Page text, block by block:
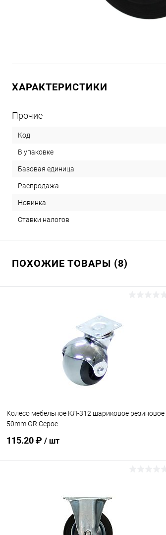
ХАРАКТЕРИСТИКИ
Прочие
Код
В упаковке
Базовая единица
Распродажа
Новинка
Ставки налогов
ПОХОЖИЕ ТОВАРЫ (8)
Колесо мебельное КЛ-312 шариковое резиновое
50mm GR Серое
115.20 ₽ / шт
В наличии